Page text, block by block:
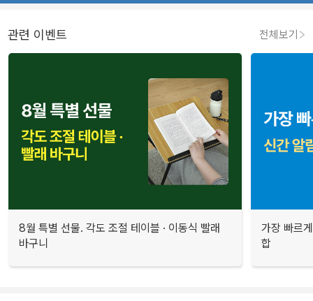
관련 이벤트 전체보기
8월 특별 선물. 각도 조절 테이블 · 이동식 빨래
바구니
가장 빠르
합